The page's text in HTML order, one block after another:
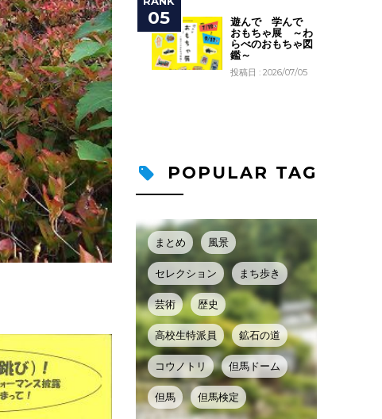
遊んで 学んで
おもちゃ展 ～わ
らべのおもちゃ図
鑑～
投稿日 : 2026/07/05
POPULAR TAG
まとめ 風景
セレクション まち歩き
芸術 歴史
高校生特派員 鉱石の道
コウノトリ 但馬ドーム
但馬 但馬検定